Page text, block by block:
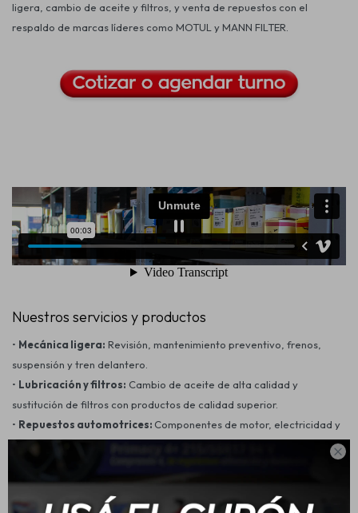

ligera, cambio de aceite y filtros, y venta de repuestos con el
respaldo de marcas líderes como MOTUL y MANN FILTER.
Nuestros servicios y productos
• Mecánica ligera: Revisión, mantenimiento preventivo, frenos,
suspensión y tren delantero.
• Lubricación y filtros: Cambio de aceite de alta calidad y
sustitución de filtros con productos de calidad superior.
• Repuestos automotrices: Componentes de motor, electricidad y
el mejor agarre en carretera.
Servicios